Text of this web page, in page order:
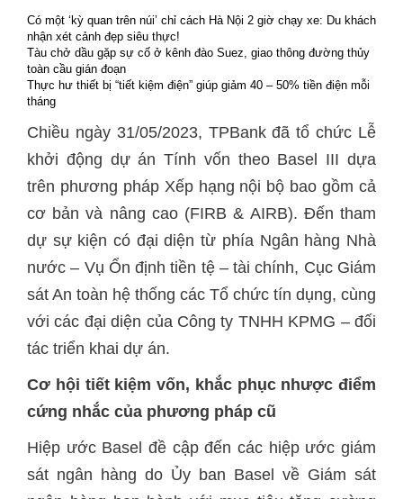
Có một ‘kỳ quan trên núi’ chỉ cách Hà Nội 2 giờ chạy xe: Du khách
nhận xét cảnh đẹp siêu thực!
Tàu chở dầu gặp sự cố ở kênh đào Suez, giao thông đường thủy
toàn cầu gián đoạn
Thực hư thiết bị “tiết kiệm điện” giúp giảm 40 – 50% tiền điện mỗi
tháng
Chiều ngày 31/05/2023, TPBank đã tổ chức Lễ
khởi động dự án Tính vốn theo Basel III dựa
trên phương pháp Xếp hạng nội bộ bao gồm cả
cơ bản và nâng cao (FIRB & AIRB). Đến tham
dự sự kiện có đại diện từ phía Ngân hàng Nhà
nước – Vụ Ổn định tiền tệ – tài chính, Cục Giám
sát An toàn hệ thống các Tổ chức tín dụng, cùng
với các đại diện của Công ty TNHH KPMG – đối
tác triển khai dự án.
Cơ hội tiết kiệm vốn, khắc phục nhược điểm
cứng nhắc của phương pháp cũ
Hiệp ước Basel đề cập đến các hiệp ước giám
sát ngân hàng do Ủy ban Basel về Giám sát